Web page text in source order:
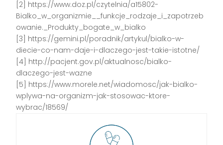
[2] https://www.doz.pl/czytelnia/a15802-
Bialko_w_organizmie__funkcje_rodzaje_i_zapotrzeb
owanie._Produkty_bogate_w_bialko
[3] https://gemini.pl/poradnik/artykul/bialko-w-
diecie-co-nam-daje-i-dlaczego-jest-takie-istotne/
[4] http://pacjent.gov.pl/aktualnosc/bialko-
dlaczego-jest-wazne
[5] https://www.morele.net/wiadomosc/jak-bialko-
wplywa-na-organizm-jak-stosowac-ktore-
wybrac/18569/